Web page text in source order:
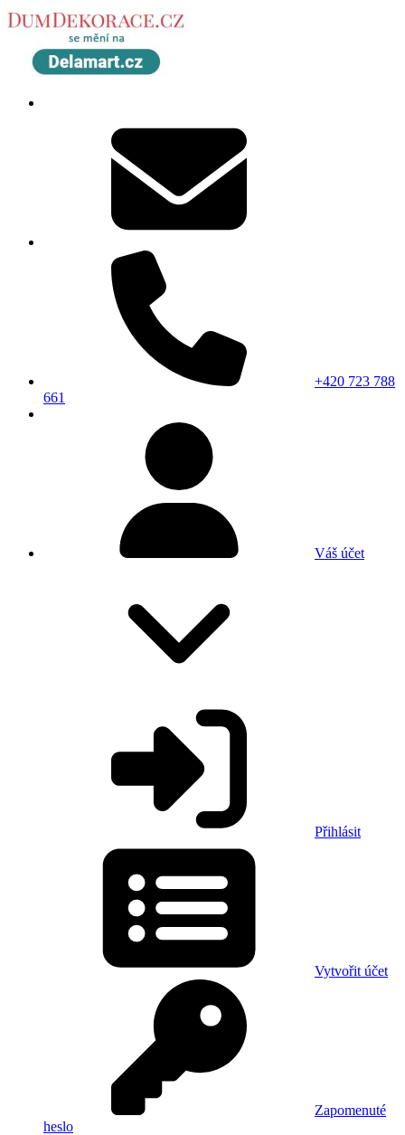
+420 723 788
661
Váš účet
Přihlásit
Vytvořit účet
Zapomenuté
heslo